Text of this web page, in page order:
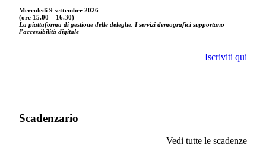
Mercoledì 9 settembre 2026
(ore 15.00 – 16.30)
La piattaforma di gestione delle deleghe. I servizi demografici supportano
l’accessibilità digitale
Iscriviti qui
Scadenzario
Vedi tutte le scadenze